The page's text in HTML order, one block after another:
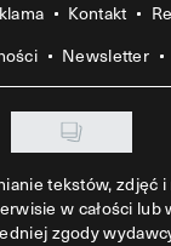
Kontakt
Newsletter
tekstów, zdjęć
w całości lub
zgody